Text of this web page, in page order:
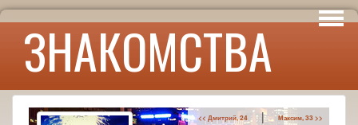
ЗНАКОМСТВА
Интересы
Юмор
<< Дмитрий, 24 | Максим, 33 >>